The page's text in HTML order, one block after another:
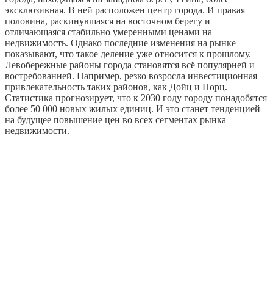
эксклюзивная. В ней расположен центр города. И правая
половина, раскинувшаяся на восточном берегу и
отличающаяся стабильно умеренными ценами на
недвижимость. Однако последние изменения на рынке
показывают, что такое деление уже относится к прошлому.
Левобережные районы города становятся всё популярней и
востребованней. Например, резко возросла инвестиционная
привлекательность таких районов, как Дойц и Порц.
Статистика прогнозирует, что к 2030 году городу понадобятся
более 50 000 новых жилых единиц. И это станет тенденцией
на будущее повышение цен во всех сегментах рынка
недвижимости.